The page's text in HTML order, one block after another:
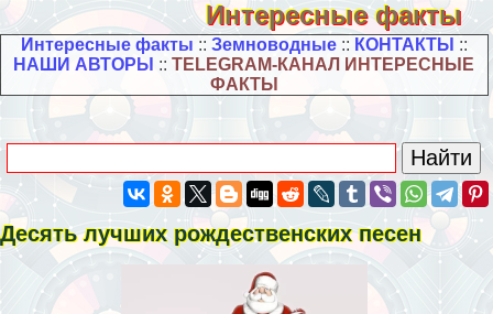
Интересные факты
Интересные факты :: Земноводные:: КОНТАКТЫ ::
НАШИ АВТОРЫ ::TELEGRAM-КАНАЛ ИНТЕРЕСНЫЕ
ФАКТЫ
Десять лучших рождественских песен